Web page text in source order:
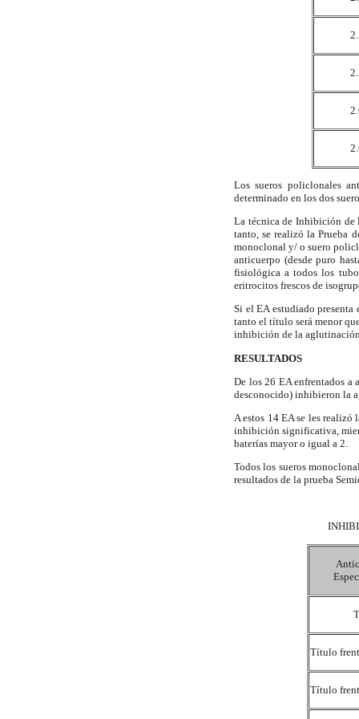
Los sueros policlonales
determinado en los dos
La técnica de Inhibición de
tanto, se realizó la Prueba
monoclonal y/ o suero
anticuerpo (desde puro
fisiológica a todos los
eritrocitos frescos de
Si el EA estudiado
tanto el título será menor
inhibición de la aglutinación
RESULTADOS
De los 26 EA enfrentados a
desconocido) inhibieron la
A estos 14 EA se les
inhibición significativa,
baterías mayor o igual a 2.
Todos los sueros
resultados de la prueba
Título
Título